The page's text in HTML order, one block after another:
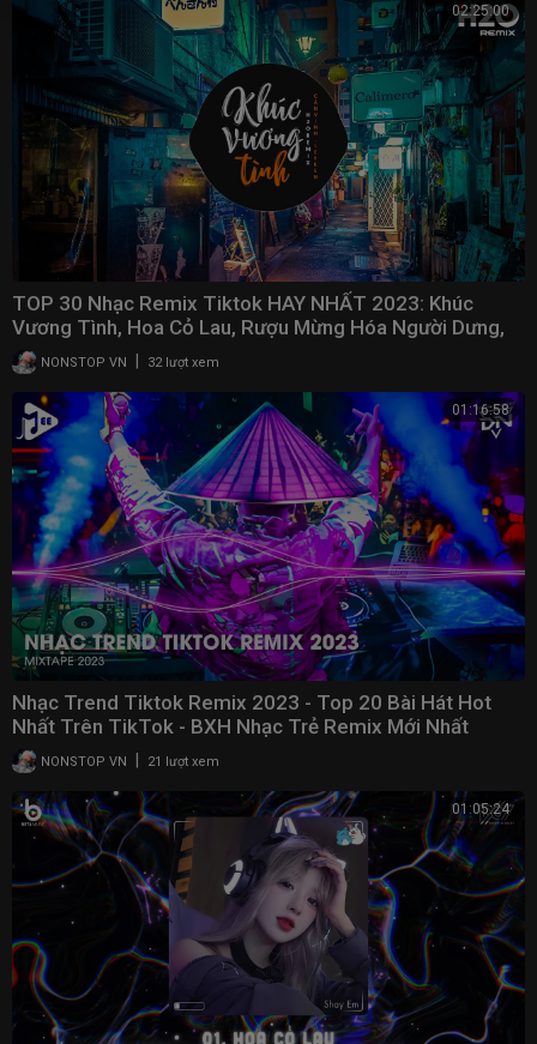
02:25:00
TOP 30 Nhạc Remix Tiktok HAY NHẤT 2023: Khúc
Vương Tình, Hoa Cỏ Lau, Rượu Mừng Hóa Người Dưng,
Gió NONSTOP VN 32 lượt xem
01:16:58
Nhạc Trend Tiktok Remix 2023 - Top 20 Bài Hát Hot
Nhất Trên TikTok - BXH Nhạc Trẻ Remix Mới Nhất
NONSTOP VN | 21 lượt xem
01:05:24